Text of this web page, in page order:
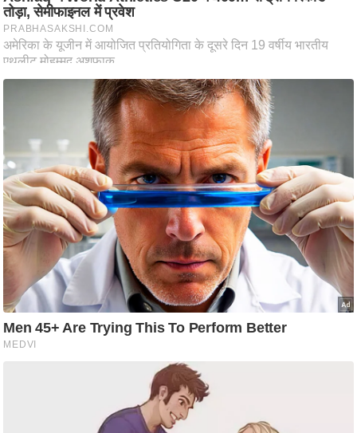
ध
र्म
ज्यो
ति
म
हि
मा
/
ध
स्थ
ल
व्र